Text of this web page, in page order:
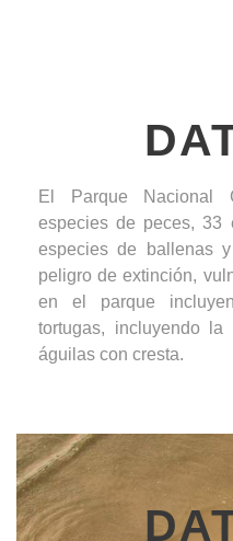
El Parque Nacional
especies de peces, 33
especies de ballenas
peligro de extinción,
en el parque
tortugas, incluyendo
águilas con cresta.